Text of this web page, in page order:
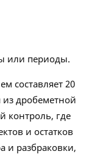
или периоды.
составляет 20
дробеметной
контроль, где
и остатков
и разбраковки,